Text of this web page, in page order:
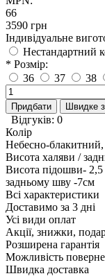
66
3590 грн
Індивідуальне
Нестандартний
* Розмір:
36
37 38
Придбати Швидке
Відгуків: 0
Колір
Небесно-
Висота халяви /
Висота підошви-
задньому шву -7см
Всі характеристики
Доставимо за 3 дні
Усі види оплат
Акції, знижки,
Розширена гарантія
Можливість
Швидка доставка